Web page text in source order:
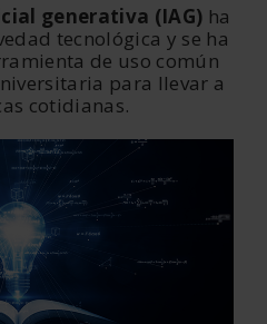
generativa (IAG) ha
tecnológica y se ha
de uso común
para llevar a
cotidianas.